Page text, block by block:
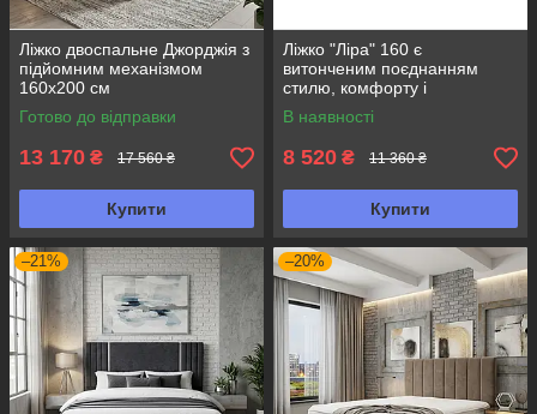
Ліжко двоспальне Джорджія з
підйомним механізмом
160х200 см
Готово до відправки
13 170 ₴ 17 560 ₴
Купити
Ліжко "Ліра" 160 є
витонченим поєднанням
стилю, комфорту і
натуральних матеріалів
В наявності
8 520 ₴ 11 360 ₴
Купити
–21% –20%